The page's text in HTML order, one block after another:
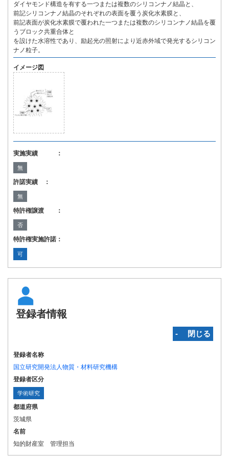
ダイヤモンド構造を有する一つまたは複数のシリコンナノ結晶と、
前記シリコンナノ結晶のそれぞれの表面を覆う炭化水素膜と、
前記表面が炭化水素膜で覆われた一つまたは複数のシリコンナノ結晶を覆
うブロック共重合体と
を設けた水溶性であり、励起光の照射により近赤外域で発光するシリコン
ナノ粒子。
イメージ図
実施実績 ：
無
許諾実績 ：
無
特許権譲渡 ：
否
特許権実施許諾：
可
登録者情報
‐ 閉じる
登録者名称
国立研究開発法人物質・材料研究機構
登録者区分
学術研究
都道府県
茨城県
名前
知的財産室 管理担当